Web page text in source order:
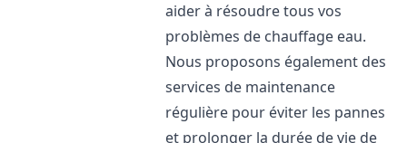
aider à résoudre tous vos
problèmes de chauffage eau.
Nous proposons également des
services de maintenance
régulière pour éviter les pannes
et prolonger la durée de vie de